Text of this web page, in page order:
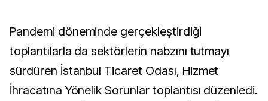
Pandemi döneminde gerçekleştirdiği
toplantılarla da sektörlerin nabzını tutmayı
sürdüren İstanbul Ticaret Odası, Hizmet
İhracatına Yönelik Sorunlar toplantısı düzenledi.